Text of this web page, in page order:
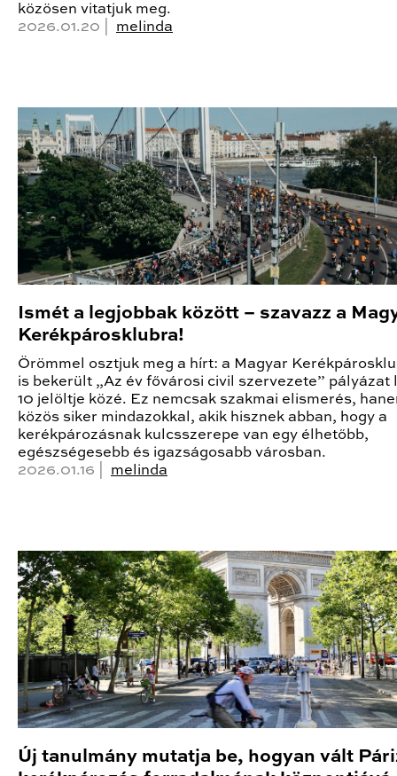
közösen vitatjuk meg.
2026.01.20 | melinda
Ismét a legjobbak között – szavazz a
Kerékpárosklubra!
Örömmel osztjuk meg a hírt: a Magyar
is bekerült „Az év fővárosi civil szervezete” pályázat
10 jelöltje közé. Ez nemcsak szakmai elismerés,
közös siker mindazokkal, akik hisznek abban, hogy a
kerékpározásnak kulcsszerepe van egy élhetőbb,
egészségesebb és igazságosabb városban.
2026.01.16 | melinda
Új tanulmány mutatja be, hogyan vált